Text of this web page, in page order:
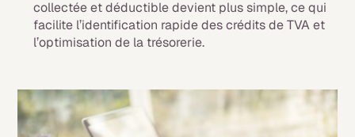
collectée et déductible devient plus simple, ce qui
facilite l’identification rapide des crédits de TVA et
l’optimisation de la trésorerie.